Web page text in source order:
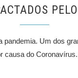
Um dos
causa do